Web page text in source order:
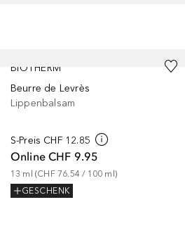
BIOTHERM
Beurre de Levrès
Lippenbalsam
S-Preis CHF 12.85
Online CHF 9.95
13 ml (CHF 76.54 / 100 ml )
GESCHENK